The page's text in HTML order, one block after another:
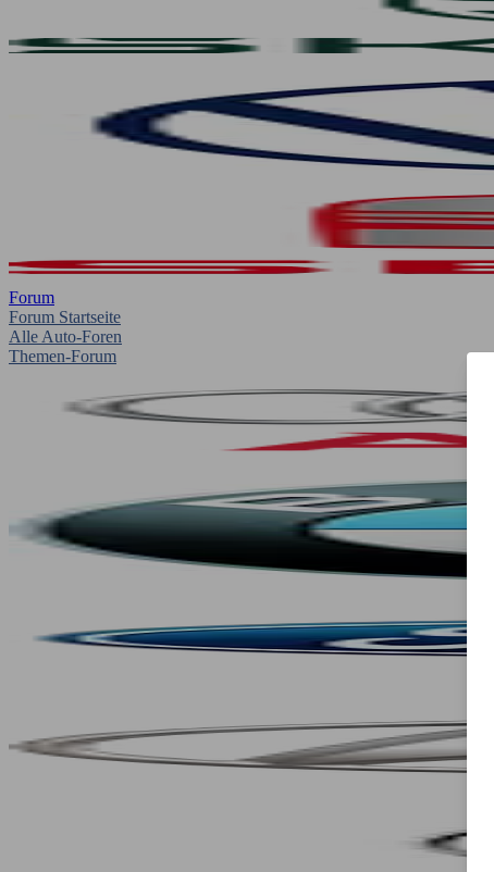
Forum
Forum Startseite
Alle Auto-Foren
Themen-Forum